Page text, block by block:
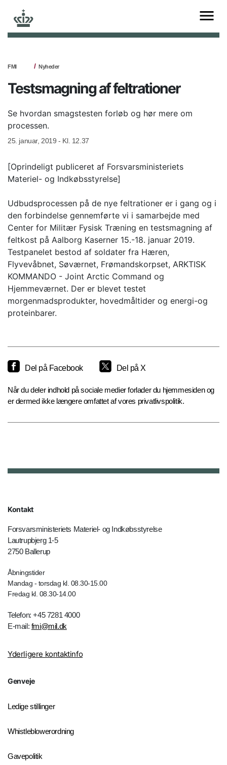
FMI Nyheder
Testsmagning af feltrationer
Se hvordan smagstesten forløb og hør mere om
processen.
25. januar, 2019 - Kl. 12.37
[Oprindeligt publiceret af Forsvarsministeriets
Materiel- og Indkøbsstyrelse]
Udbudsprocessen på de nye feltrationer er i gang og i
den forbindelse gennemførte vi i samarbejde med
Center for Militær Fysisk Træning en testsmagning af
feltkost på Aalborg Kaserner 15.-18. januar 2019.
Testpanelet bestod af soldater fra Hæren,
Flyvevåbnet, Søværnet, Frømandskorpset, ARKTISK
KOMMANDO - Joint Arctic Command og
Hjemmeværnet. Der er blevet testet
morgenmadsprodukter, hovedmåltider og energi-og
proteinbarer.
Del på Facebook Del på X
Når du deler indhold på sociale medier forlader du hjemmesiden og
er dermed ikke længere omfattet af vores privatlivspolitik.
Kontakt
Forsvarsministeriets Materiel- og Indkøbsstyrelse
Lautrupbjerg 1-5
2750 Ballerup
Åbningstider
Mandag - torsdag kl. 08.30-15.00
Fredag kl. 08.30-14.00
Telefon: +45 7281 4000
E-mail: fmi@mil.dk
Yderligere kontaktinfo
Genveje
Ledige stillinger
Whistleblowerordning
Gavepolitik